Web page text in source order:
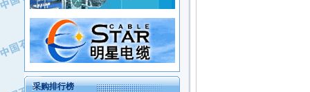
采购排行榜
·中国石化长岭炼化公司
·中国石油长庆油田分公司
·中国石油宁夏石化分公司
·大庆油田物资集团